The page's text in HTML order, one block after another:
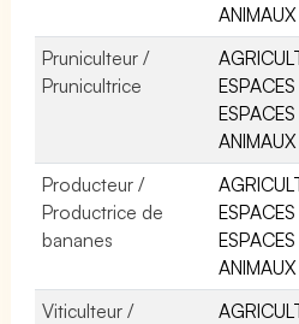
ANIMAUX
Pruniculteur /
Prunicultrice
ANIMAUX
Producteur /
Productrice de
bananes
ANIMAUX
Viticulteur /